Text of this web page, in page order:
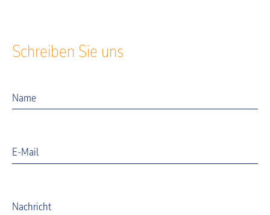
Schreiben Sie uns
Name
E-Mail
Nachricht